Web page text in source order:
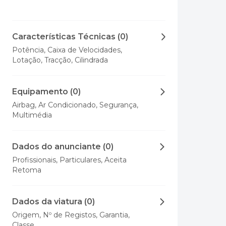
Características Técnicas (0)
Potência, Caixa de Velocidades,
Lotação, Tracção, Cilindrada
Equipamento (0)
Airbag, Ar Condicionado, Segurança,
Multimédia
Dados do anunciante (0)
Profissionais, Particulares, Aceita
Retoma
Dados da viatura (0)
Origem, Nº de Registos, Garantia,